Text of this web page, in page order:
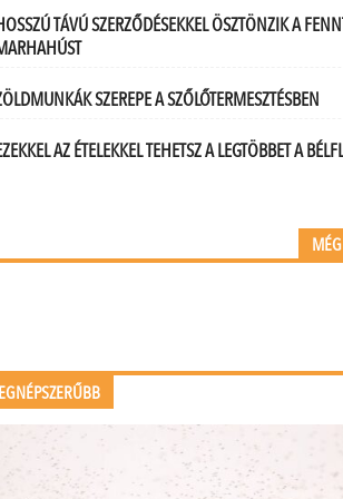
TÁVÚ SZERZŐDÉSEKKEL ÖSZTÖNZIK A
SZEREPE A SZŐLŐTERMESZTÉSBEN
AZ ÉTELEKKEL TEHETSZ A LEGTÖBBET A